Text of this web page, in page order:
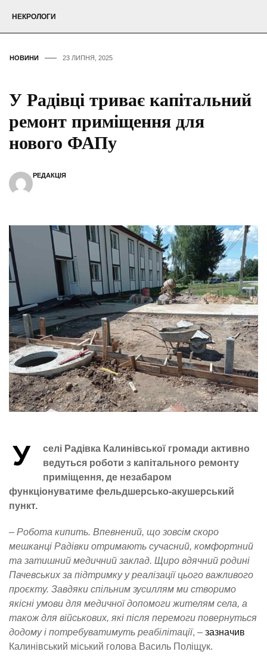
НЕКРОЛОГИ
НОВИНИ 23 ЛИПНЯ, 2025
У Радівці триває капітальний
ремонт приміщення для
нового ФАПу
РЕДАКЦІЯ
У
селі Радівка Калинівської громади активно
ведуться роботи з капітального ремонту
приміщення, де незабаром
функціонуватиме фельдшерсько-акушерський
пункт.
– Робота кипить. Впевнений, що зовсім скоро
мешканці Радівки отримають сучасний, комфортний
та затишний медичний заклад. Щиро вдячний родині
Пачевських за підтримку у реалізації цього важливого
проєкту. Завдяки спільним зусиллям ми створимо
якісні умови для медичної допомоги жителям села, а
також для військових, які після перемоги повернуться
додому і потребуватимуть реабілітації, – зазначив
Калинівський міський голова Василь Поліщук.